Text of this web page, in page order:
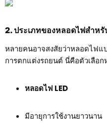
2. ประเภทของหลอดไฟสำหรั
หลายคนอาจสงสัยว่าหลอดไฟ
การตกแต่งรถยนต์ นี่คือตัวเลือ
หลอดไฟ LED
มีอายุการใช้งานยาวนาน